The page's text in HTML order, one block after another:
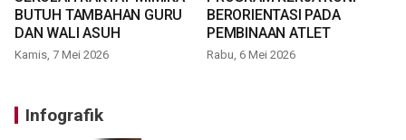
BUTUH TAMBAHAN GURU
DAN WALI ASUH
Kamis, 7 Mei 2026
BERORIENTASI PADA
PEMBINAAN ATLET
Rabu, 6 Mei 2026
Infografik